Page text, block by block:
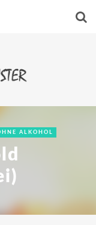
ALKOHOL